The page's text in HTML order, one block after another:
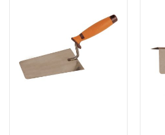
gekozen
worden